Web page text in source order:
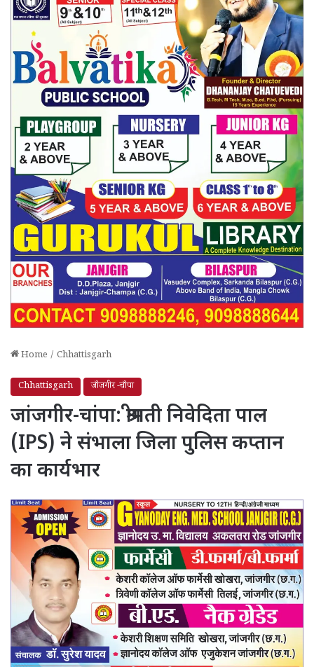
Home / Chhattisgarh
Chhattisgarh जाँजगीर -चाँपा
जांजगीर-चांपा: श्रीमती निवेदिता पाल
(IPS) ने संभाला जिला पुलिस कप्तान
का कार्यभार